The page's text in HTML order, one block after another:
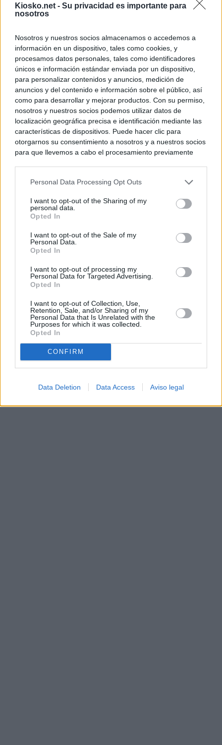
Kiosko.net - Su privacidad es importante para
nosotros
Nosotros y nuestros socios almacenamos o accedemos a
información en un dispositivo, tales como cookies, y
procesamos datos personales, tales como identificadores
únicos e información estándar enviada por un dispositivo,
para personalizar contenidos y anuncios, medición de
anuncios y del contenido e información sobre el público, así
como para desarrollar y mejorar productos. Con su permiso,
nosotros y nuestros socios podemos utilizar datos de
localización geográfica precisa e identificación mediante las
características de dispositivos. Puede hacer clic para
otorgarnos su consentimiento a nosotros y a nuestros socios
para que llevemos a cabo el procesamiento previamente
negar su consentimiento. Tenga en cuenta que algún
de su consentimiento, pero usted tiene el derecho de
rechazar tal procesamiento. Sus preferencias se aplicarán
cualquier momento entrando de nuevo en este sitio web o
visitando nuestra política de privacidad.
Personal Data Processing Opt Outs
I want to opt-out of the Sharing of my
personal data.
Opted In
I want to opt-out of the Sale of my
Personal Data.
Opted In
I want to opt-out of processing my
Personal Data for Targeted Advertising.
Opted In
I want to opt-out of Collection, Use,
Retention, Sale, and/or Sharing of my
Personal Data that Is Unrelated with the
Purposes for which it was collected.
Opted In
CONFIRM
Data Deletion Data Access Aviso legal